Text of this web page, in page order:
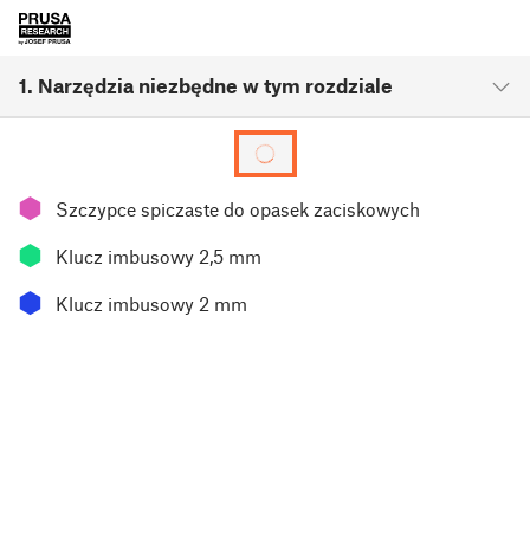
1. Narzędzia niezbędne w tym rozdziale
⬢ Szczypce spiczaste do opasek zaciskowych
⬢ Klucz imbusowy 2,5 mm
⬢ Klucz imbusowy 2 mm